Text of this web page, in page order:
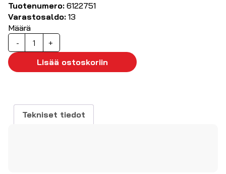
Tuotenumero: 6122751
Varastosaldo: 13
Määrä
-
Maadoitettu
naaraspistoke
valkoinen
IP20
+
Lisää ostoskoriin
Tekniset tiedot